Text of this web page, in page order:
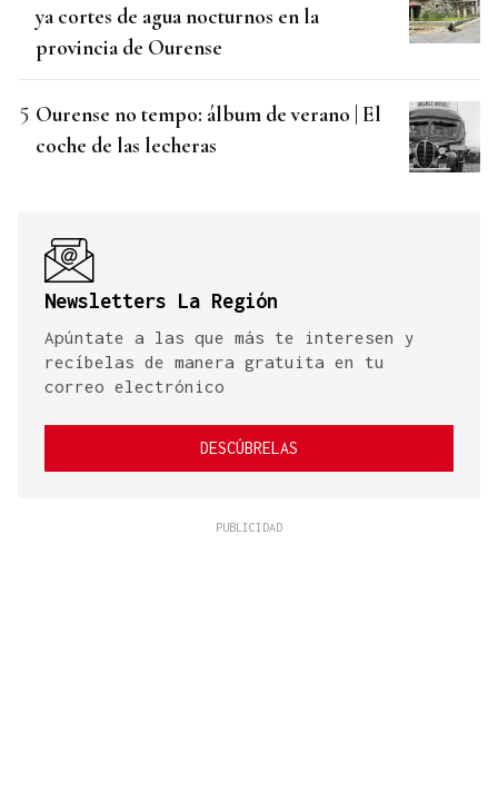
ya cortes de agua nocturnos en la
provincia de Ourense
Ourense no tempo: álbum de verano | El
coche de las lecheras
Newsletters La Región
Apúntate a las que más te interesen y
recíbelas de manera gratuita en tu
correo electrónico
DESCÚBRELAS